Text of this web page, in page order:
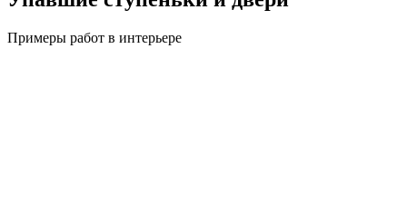
Примеры работ в интерьере